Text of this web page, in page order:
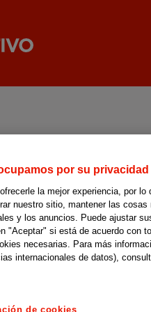
por su privacidad
la mejor experiencia, por
nuestro sitio, mantener las
y los anuncios. Puede ajustar
"Aceptar" si está de acuerdo con
necesarias. Para más
internacionales de datos),
de cookies